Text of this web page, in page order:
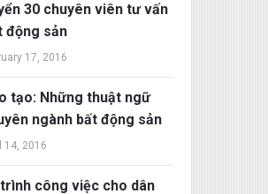
30 chuyên viên tư vấn
động sản
17, 2016
tạo: Những thuật ngữ
ngành bất động sản
14, 2016
công việc cho dân